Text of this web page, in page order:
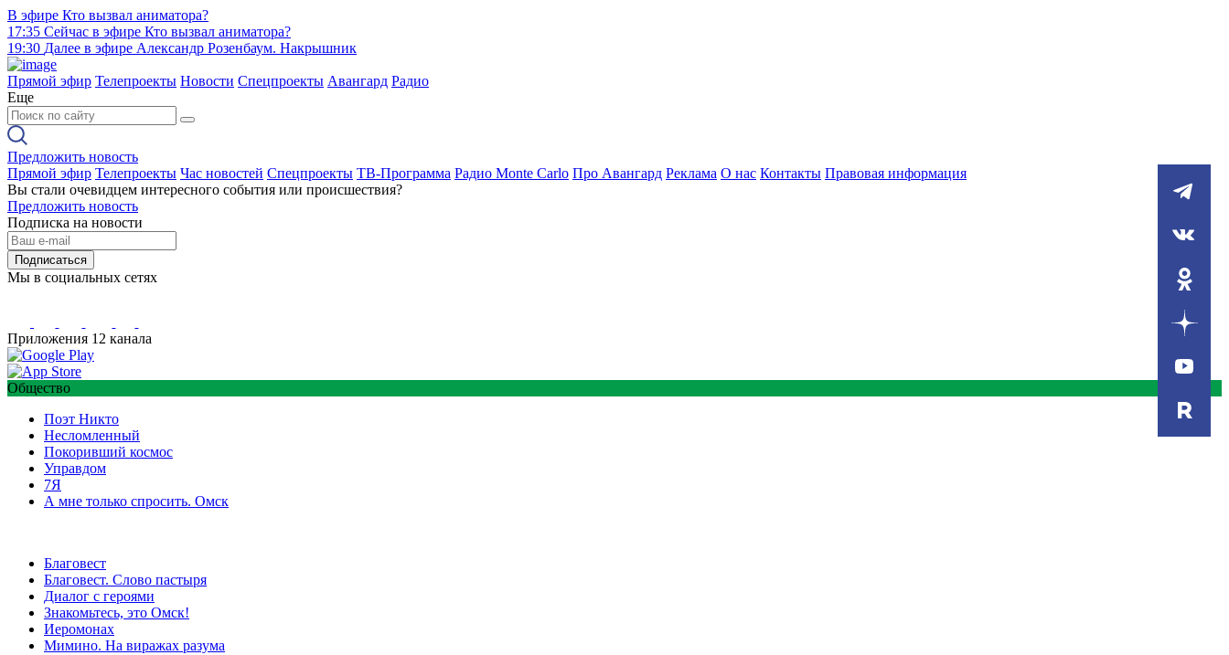
В эфире Кто вызвал аниматора?
17:35 Сейчас в эфире Кто вызвал аниматора?
19:30 Далее в эфире Александр Розенбаум. Накрышник
Прямой эфир Телепроекты Новости Спецпроекты Авангард Радио
Еще
Предложить новость
Прямой эфир Телепроекты Час новостей Спецпроекты ТВ-Программа Радио Monte Carlo Про Авангард Реклама О нас Контакты Правовая информация
Вы стали очевидцем интересного события или происшествия?
Предложить новость
Подписка на новости
Подписаться
Мы в социальных сетях
Приложения 12 канала
Общество
Поэт Никто
Несломленный
Покоривший космос
Управдом
7Я
А мне только спросить. Омск
Благовест
Благовест. Слово пастыря
Диалог с героями
Знакомьтесь, это Омск!
Иеромонах
Мимино. На виражах разума